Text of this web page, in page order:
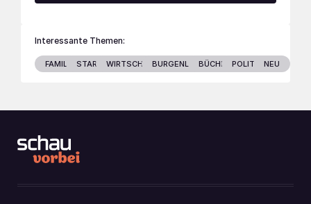
Interessante Themen:
FAMILIE STARS WIRTSCHAFTBURGENLANDBÜCHER POLITIK NEU